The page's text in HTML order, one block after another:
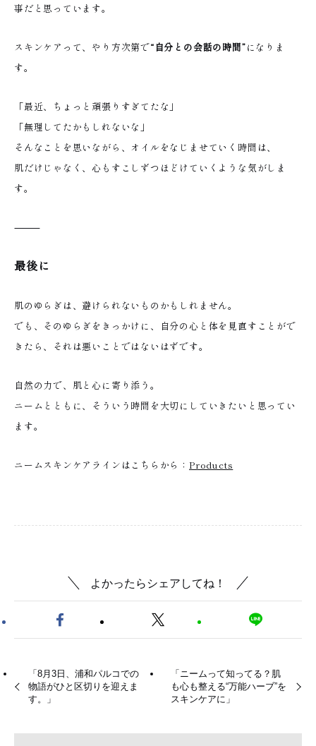
事だと思っています。
スキンケアって、やり方次第で“自分との会話の時間”になりま
す。
「最近、ちょっと頑張りすぎてたな」
「無理してたかもしれないな」
そんなことを思いながら、オイルをなじませていく時間は、
肌だけじゃなく、心もすこしずつほどけていくような気がしま
す。
⸻
最後に
肌のゆらぎは、避けられないものかもしれません。
でも、そのゆらぎをきっかけに、自分の心と体を見直すことがで
きたら、それは悪いことではないはずです。
自然の力で、肌と心に寄り添う。
ニームとともに、そういう時間を大切にしていきたいと思ってい
ます。
ニームスキンケアラインはこちらから：Products
よかったらシェアしてね！
「8月3日、浦和パルコでの
物語がひと区切りを迎えま
す。」
「ニームって知ってる？肌
も心も整える“万能ハーブ”を
スキンケアに」